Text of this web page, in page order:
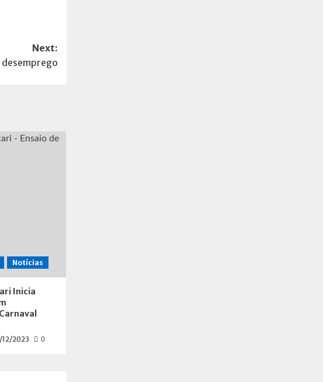
Next:
desemprego
Notícias
Inicia
2023 0